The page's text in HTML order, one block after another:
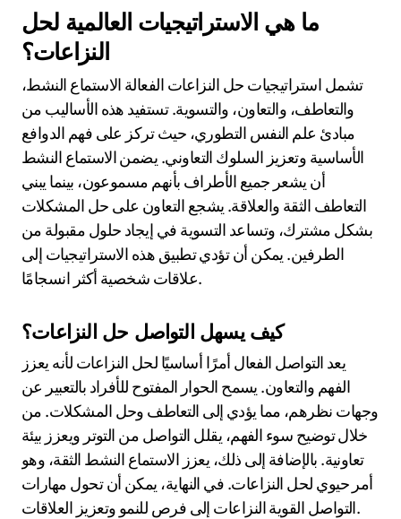
ما هي الاستراتيجيات العالمية لحل
النزاعات؟
تشمل استراتيجيات حل النزاعات الفعالة الاستماع النشط،
والتعاطف، والتعاون، والتسوية. تستفيد هذه الأساليب من
مبادئ علم النفس التطوري، حيث تركز على فهم الدوافع
الأساسية وتعزيز السلوك التعاوني. يضمن الاستماع النشط
أن يشعر جميع الأطراف بأنهم مسموعون، بينما يبني
التعاطف الثقة والعلاقة. يشجع التعاون على حل المشكلات
بشكل مشترك، وتساعد التسوية في إيجاد حلول مقبولة من
الطرفين. يمكن أن تؤدي تطبيق هذه الاستراتيجيات إلى
علاقات شخصية أكثر انسجامًا.
كيف يسهل التواصل حل النزاعات؟
يعد التواصل الفعال أمرًا أساسيًا لحل النزاعات لأنه يعزز
الفهم والتعاون. يسمح الحوار المفتوح للأفراد بالتعبير عن
وجهات نظرهم، مما يؤدي إلى التعاطف وحل المشكلات. من
خلال توضيح سوء الفهم، يقلل التواصل من التوتر ويعزز بيئة
تعاونية. بالإضافة إلى ذلك، يعزز الاستماع النشط الثقة، وهو
أمر حيوي لحل النزاعات. في النهاية، يمكن أن تحول مهارات
التواصل القوية النزاعات إلى فرص للنمو وتعزيز العلاقات.